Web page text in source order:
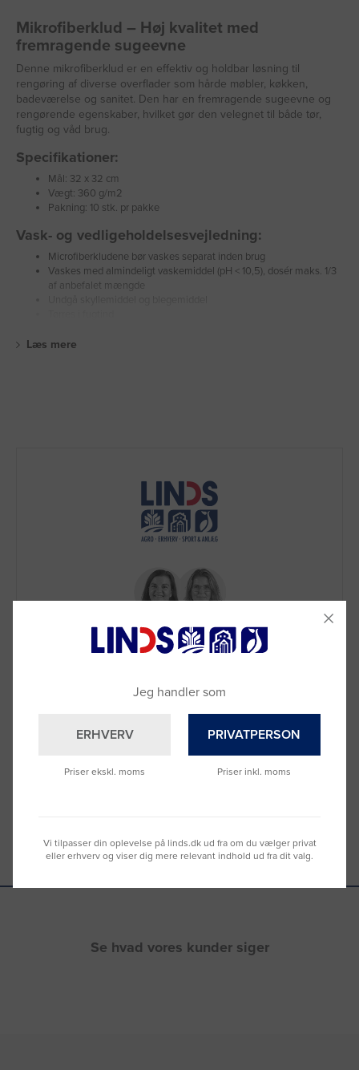
Mikrofiberklud – Høj kvalitet med
fremragende sugeevne
Denne mikrofiberklud er en effektiv og holdbar løsning til
rengøring af diverse overflader som hårde møbler, køkken,
badeværelse og sanitet. Den har en fremragende sugeevne og
rengørende egenskaber, hvilket gør den velegnet til både tør,
fugtig og våd brug.
Specifikationer:
Mål: 32 x 32 cm
Vægt: 360 g/m2
Pakning: 10 stk. pr pakke
Vask- og vedligeholdelsesvejledning:
Microfiberkludene bør vaskes separat inden brug
Vaskes med almindeligt vaskemiddel (pH < 10,5), dosér maks. 1/3
af anbefalet mængde
Læs mere
Brug for hjælp?
9992 0233
Vi sidder klar til at hjælpe dig.
Du kan også kontakte din lokale sælger
–se oversigten her
Se hvad vores kunder siger
Jeg handler som
ERHVERV
Priser ekskl. moms
PRIVATPERSON
Priser inkl. moms
Vi tilpasser din oplevelse på linds.dk ud fra om du vælger privat
eller erhverv og viser dig mere relevant indhold ud fra dit valg.